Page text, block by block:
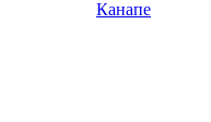
Канапе